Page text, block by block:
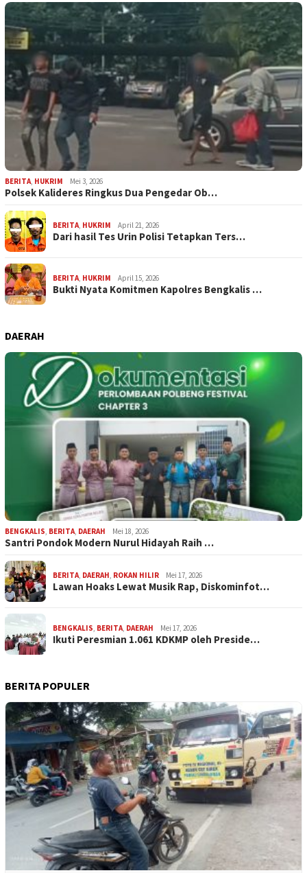
BERITA, HUKRIM Mei 3, 2026
Polsek Kalideres Ringkus Dua Pengedar Ob…
BERITA, HUKRIM April 21, 2026
Dari hasil Tes Urin Polisi Tetapkan Ters…
BERITA, HUKRIM April 15, 2026
Bukti Nyata Komitmen Kapolres Bengkalis …
DAERAH
BENGKALIS, BERITA, DAERAH Mei 18, 2026
Santri Pondok Modern Nurul Hidayah Raih …
BERITA, DAERAH, ROKAN HILIR Mei 17, 2026
Lawan Hoaks Lewat Musik Rap, Diskominfot…
BENGKALIS, BERITA, DAERAH Mei 17, 2026
Ikuti Peresmian 1.061 KDKMP oleh Preside…
BERITA POPULER